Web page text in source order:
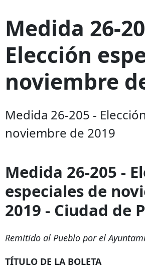
Medida 26-
Elección
noviembre
Medida 26-205 -
noviembre de 2019
Medida 26-205 -
especiales de
2019 - Ciudad de
Remitido al Pueblo por el
TÍTULO DE LA BOLETA